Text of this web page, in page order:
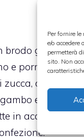
Per fornire
e/o
permetterà
sito. Non
brodo già
e porro. Salare
zucca, che va
e pistilli.
in acqua